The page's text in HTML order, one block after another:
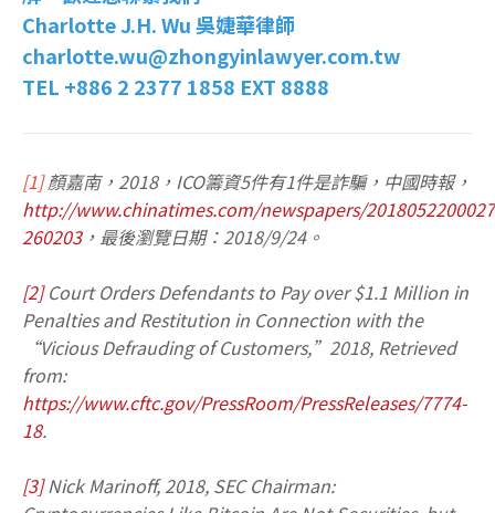
Charlotte J.H. Wu 吳婕華律師
charlotte.wu@zhongyinlawyer.com.tw
TEL +886 2 2377 1858 EXT 8888
[1]顏嘉南，2018，ICO籌資5件有1件是詐騙，中國時報，
http://www.chinatimes.com/newspapers/
260203，最後瀏覽日期：2018/9/24。
[2] Court Orders Defendants to Pay over $1.1 Million in
Penalties and Restitution in Connection with the
“Vicious Defrauding of Customers,”2018, Retrieved
from:
https://www.cftc.gov/PressRoom/PressReleases/7774-
18.
[3] Nick Marinoff, 2018, SEC Chairman: